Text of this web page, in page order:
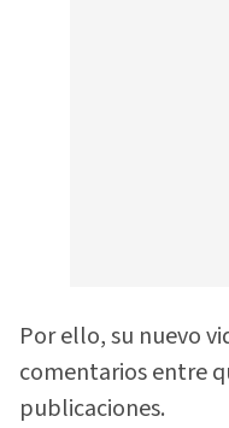
Por ello, su nuevo
comentarios entre
publicaciones.